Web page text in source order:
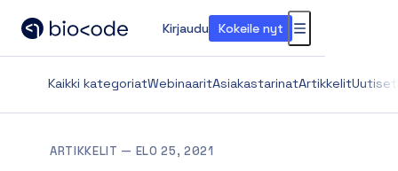
Kirjaudu Kokeile nyt
Valikko
Kaikki kategoriatWebinaaritAsiakastarinatArtikkelitUutiset
ARTIKKELIT — ELO 25, 2021